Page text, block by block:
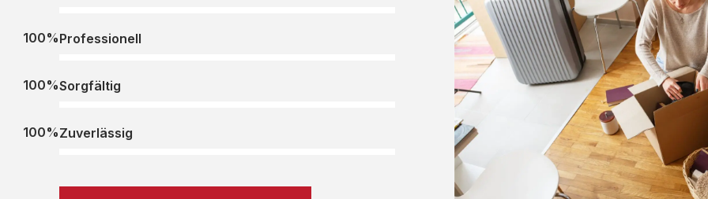
Professionell
100%
Sorgfältig
100%
Zuverlässig
100%